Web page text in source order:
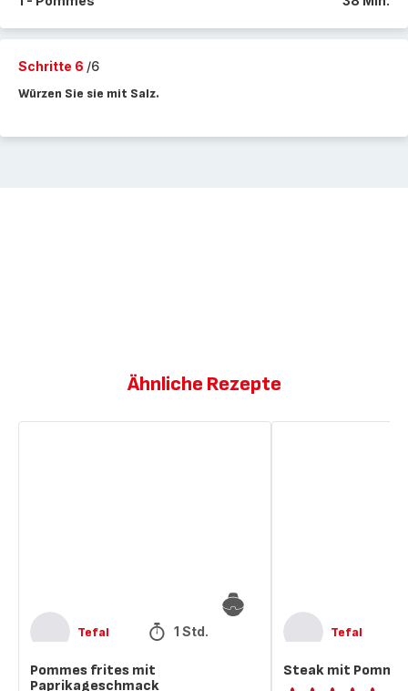
Schritte 6 /6
Würzen Sie sie mit Salz.
Ähnliche Rezepte
Tefal 1 Std.
Pommes frites mit
Paprikageschmack
Tefal
Steak mit